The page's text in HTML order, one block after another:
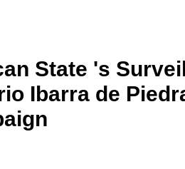
State 's
Ibarra de